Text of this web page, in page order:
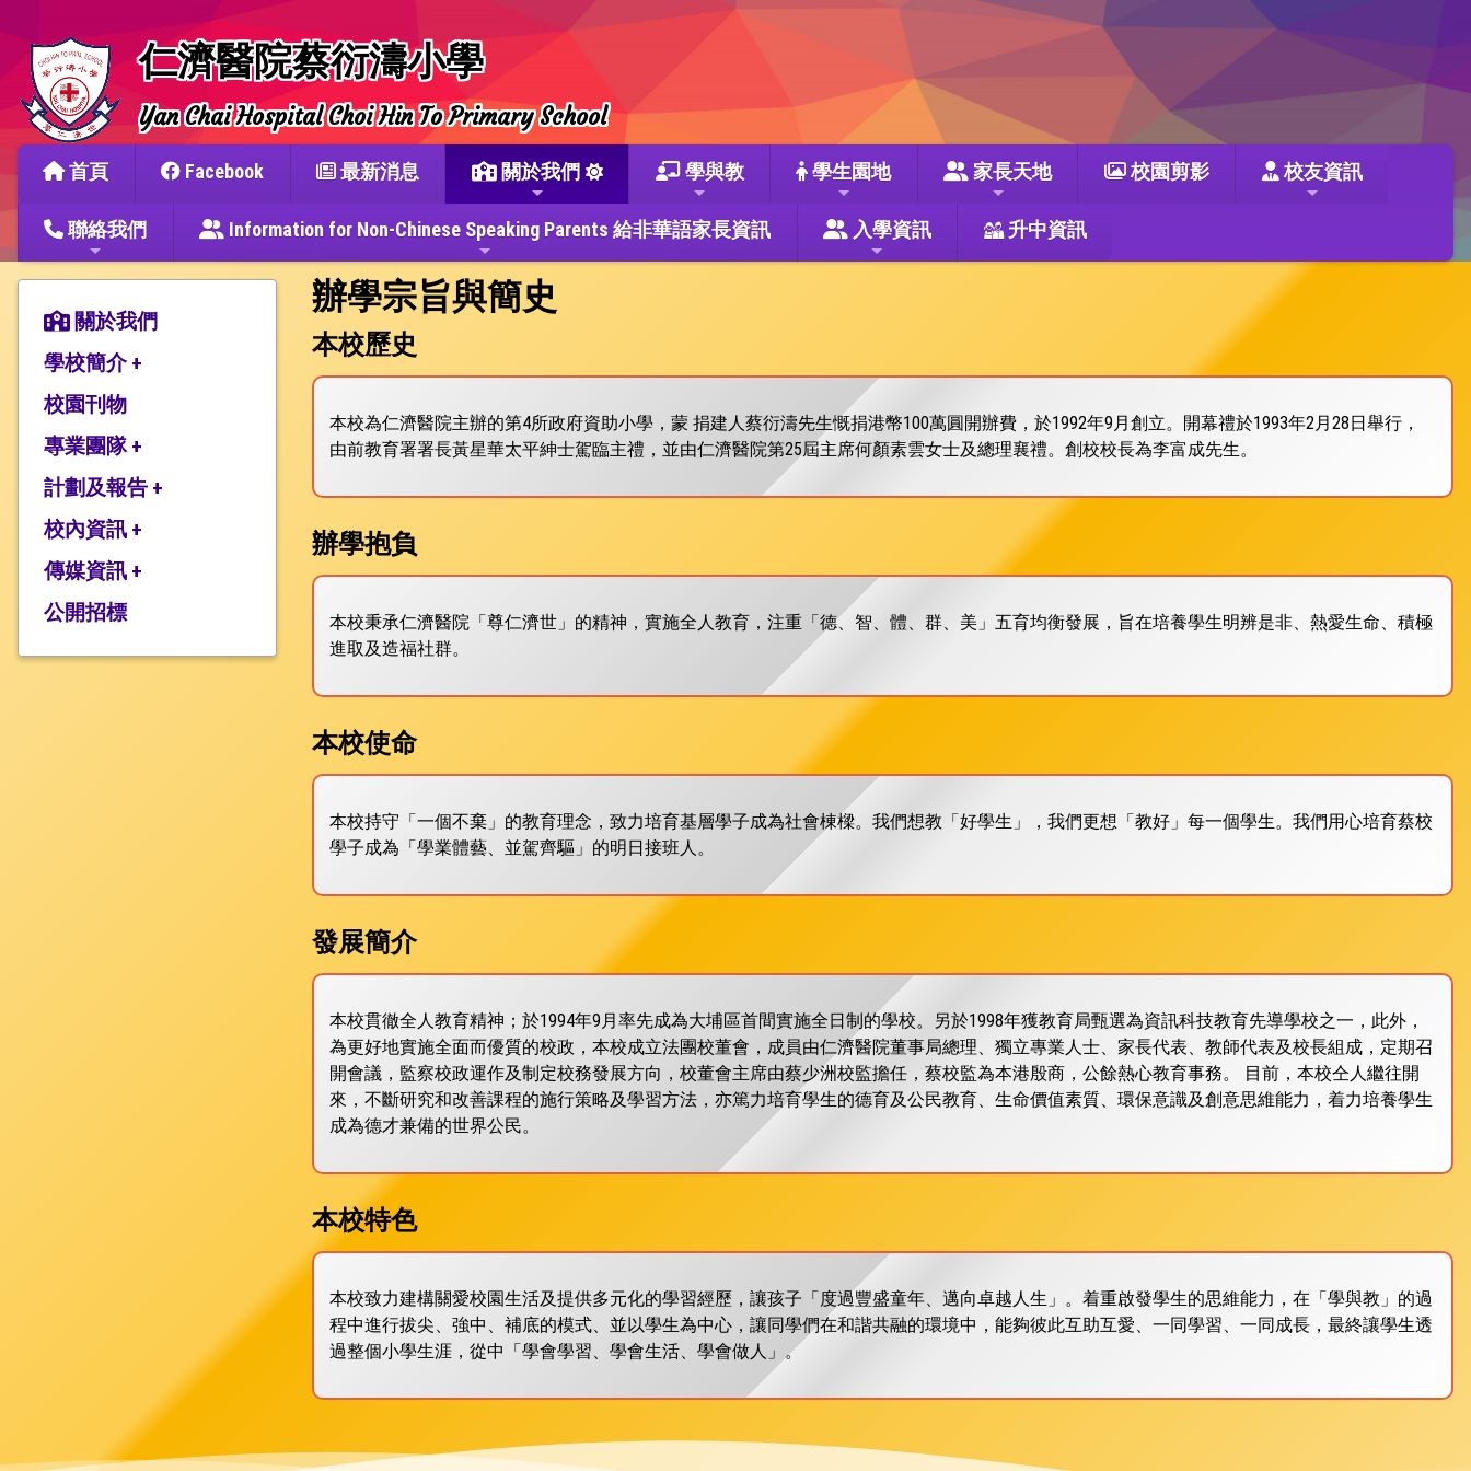
仁濟醫院蔡衍濤小學
Yan Chai Hospital Choi Hin To Primary School
首頁 Facebook 最新消息 關於我們 學與教 學生園地 家長天地 校園剪影 校友資訊
聯絡我們 Information for Non-Chinese Speaking Parents 給非華語家長資訊 入學資訊 升中資訊
關於我們
學校簡介 +
辦學宗旨與簡史
仁濟教育簡介
本校捐建人介紹
校監的話
校園刊物
專業團隊 +
教師團隊
行政架構
計劃及報告 +
2025-2026年度計劃
2024-2025年度報告
2024-2025年度計劃
校內資訊 +
學校設施
校服樣式
傳媒資訊 +
媒體報道
公開招標
辦學宗旨與簡史
本校歷史
本校為仁濟醫院主辦的第4所政府資助小學，蒙 捐建人蔡衍濤先生慨捐港幣100萬圓開辦費，於1992年9月創立。開幕禮於1993年2月28日舉行，
由前教育署署長黃星華太平紳士駕臨主禮，並由仁濟醫院第25屆主席何顏素雲女士及總理襄禮。創校校長為李富成先生。
辦學抱負
本校秉承仁濟醫院「尊仁濟世」的精神，實施全人教育，注重「德、智、體、群、美」五育均衡發展，旨在培養學生明辨是非、熱愛生命、積極
進取及造福社群。
本校使命
本校持守「一個不棄」的教育理念，致力培育基層學子成為社會棟樑。我們想教「好學生」，我們更想「教好」每一個學生。我們用心培育蔡校
學子成為「學業體藝、並駕齊驅」的明日接班人。
發展簡介
本校貫徹全人教育精神；於1994年9月率先成為大埔區首間實施全日制的學校。另於1998年獲教育局甄選為資訊科技教育先導學校之一，此外，
為更好地實施全面而優質的校政，本校成立法團校董會，成員由仁濟醫院董事局總理、獨立專業人士、家長代表、教師代表及校長組成，定期召
開會議，監察校政運作及制定校務發展方向，校董會主席由蔡少洲校監擔任，蔡校監為本港殷商，公餘熱心教育事務。 目前，本校仝人繼往開
來，不斷研究和改善課程的施行策略及學習方法，亦篤力培育學生的德育及公民教育、生命價值素質、環保意識及創意思維能力，着力培養學生
成為德才兼備的世界公民。
本校特色
本校致力建構關愛校園生活及提供多元化的學習經歷，讓孩子「度過豐盛童年、邁向卓越人生」。着重啟發學生的思維能力，在「學與教」的過
程中進行拔尖、強中、補底的模式、並以學生為中心，讓同學們在和諧共融的環境中，能夠彼此互助互愛、一同學習、一同成長，最終讓學生透
過整個小學生涯，從中「學會學習、學會生活、學會做人」。